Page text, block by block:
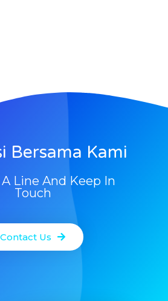
Bersama Kami
Line And Keep In
Touch
Contact Us